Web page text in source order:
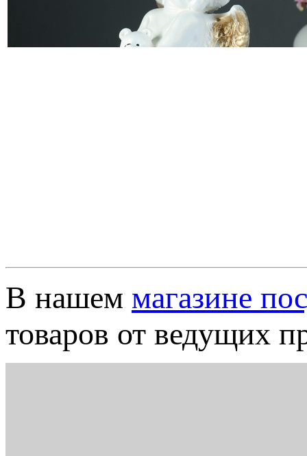
В нашем магазине
товаров от ведущих